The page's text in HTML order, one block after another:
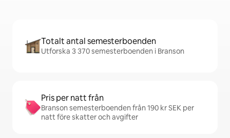
Totalt antal semesterboenden
Utforska 3 370 semesterboenden i Branson
Pris per natt från
Branson semesterboenden från 190 kr SEK per
natt före skatter och avgifter